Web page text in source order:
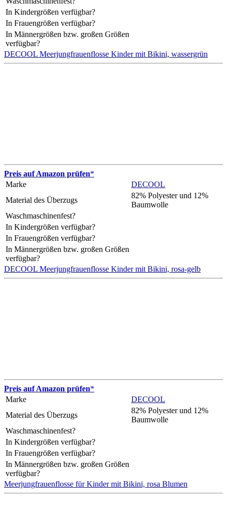
In Kindergrößen verfügbar?
In Frauengrößen verfügbar?
In Männergrößen bzw. großen Größen
verfügbar?
DECOOL Meerjungfrauenflosse Kinder mit Bikini, wassergrün
Preis auf Amazon prüfen*
Marke
DECOOL
Material des Überzugs
82% Polyester und 12%
Baumwolle
Waschmaschinenfest?
In Kindergrößen verfügbar?
In Frauengrößen verfügbar?
In Männergrößen bzw. großen Größen
verfügbar?
DECOOL Meerjungfrauenflosse Kinder mit Bikini, rosa-gelb
Preis auf Amazon prüfen*
Marke
DECOOL
Material des Überzugs
82% Polyester und 12%
Baumwolle
Waschmaschinenfest?
In Kindergrößen verfügbar?
In Frauengrößen verfügbar?
In Männergrößen bzw. großen Größen
verfügbar?
Meerjungfrauenflosse für Kinder mit Bikini, rosa Blumen